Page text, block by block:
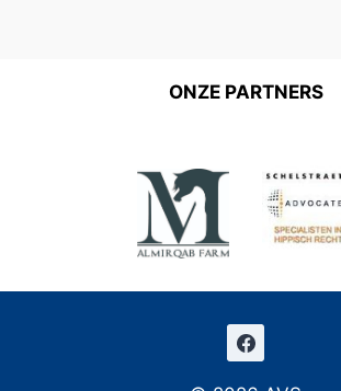
ONZE PARTNERS